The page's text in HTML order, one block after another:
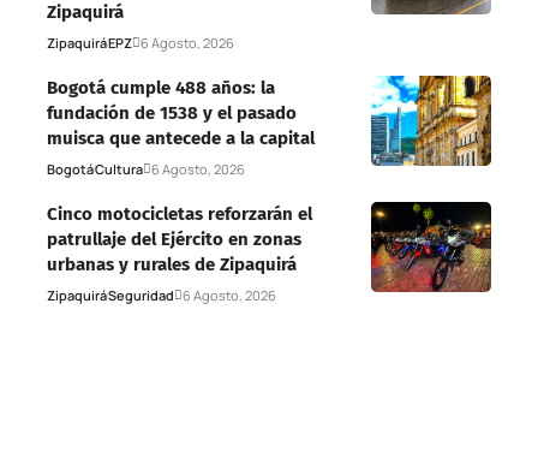
Zipaquirá
ZipaquiráEPZ 6 Agosto, 2026
Bogotá cumple 488 años: la
fundación de 1538 y el pasado
muisca que antecede a la capital
BogotáCultura 6 Agosto, 2026
Cinco motocicletas reforzarán el
patrullaje del Ejército en zonas
urbanas y rurales de Zipaquirá
ZipaquiráSeguridad 6 Agosto, 2026